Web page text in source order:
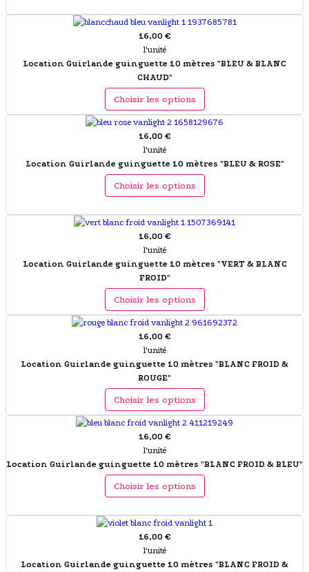
16,00 €
l'unité
Location Guirlande guinguette 10 mètres "BLEU & BLANC
CHAUD"
Choisir les options
16,00 €
l'unité
Location Guirlande guinguette 10 mètres "BLEU & ROSE"
Choisir les options
16,00 €
l'unité
Location Guirlande guinguette 10 mètres "VERT & BLANC
FROID"
Choisir les options
16,00 €
l'unité
Location Guirlande guinguette 10 mètres "BLANC FROID &
ROUGE"
Choisir les options
16,00 €
l'unité
Location Guirlande guinguette 10 mètres "BLANC FROID & BLEU"
Choisir les options
16,00 €
l'unité
Location Guirlande guinguette 10 mètres "BLANC FROID &